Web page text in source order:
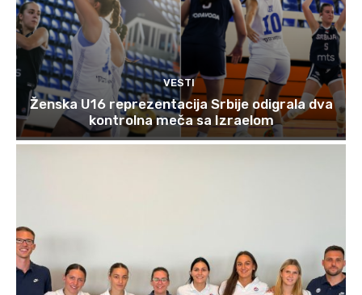
VESTI
Ženska U16 reprezentacija Srbije odigrala dva
kontrolna meča sa Izraelom